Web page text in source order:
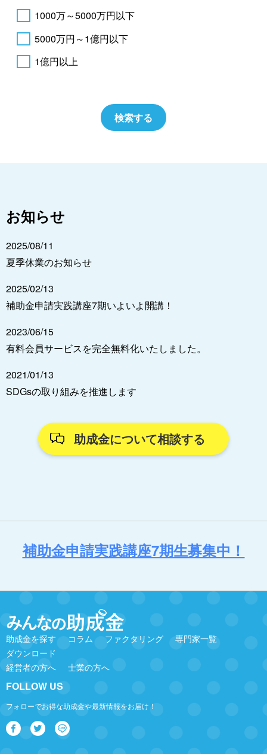
1000万～5000万円以下
5000万円～1億円以下
1億円以上
お知らせ
2025/08/11
夏季休業のお知らせ
2025/02/13
補助金申請実践講座7期いよいよ開講！
2023/06/15
有料会員サービスを完全無料化いたしました。
2021/01/13
SDGsの取り組みを推進します
助成金について相談する
補助金申請実践講座7期生募集中！
助成金を探す コラム ファクタリング
専門家一覧
ダウンロード
経営者の方へ
士業の方へ
FOLLOW US
フォローでお得な助成金や最新情報をお届け！